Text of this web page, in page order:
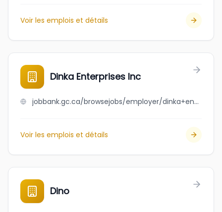
Voir les emplois et détails
Dinka Enterprises Inc
jobbank.gc.ca/browsejobs/employer/dinka+enterprises+inc/ca
Voir les emplois et détails
Dino